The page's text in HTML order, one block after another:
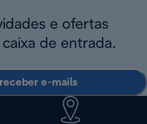
e ofertas
de entrada.
e-mails